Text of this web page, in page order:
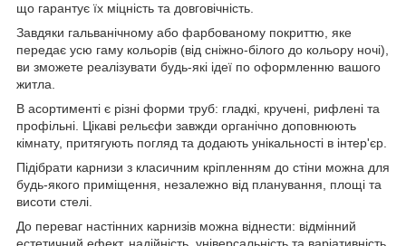
що гарантує їх міцність та довговічність.
Завдяки гальванічному або фарбованому покриттю, яке
передає усю гаму кольорів (від сніжно-білого до кольору ночі),
ви зможете реалізувати будь-які ідеї по оформленню вашого
житла.
В асортименті є різні форми труб: гладкі, кручені, рифлені та
профільні. Цікаві рельєфи завжди органічно доповнюють
кімнату, притягують погляд та додають унікальності в інтер'єр.
Підібрати карнизи з класичним кріпленням до стіни можна для
будь-якого приміщення, незалежно від планування, площі та
висоти стелі.
До переваг настінних карнизів можна віднести: відмінний